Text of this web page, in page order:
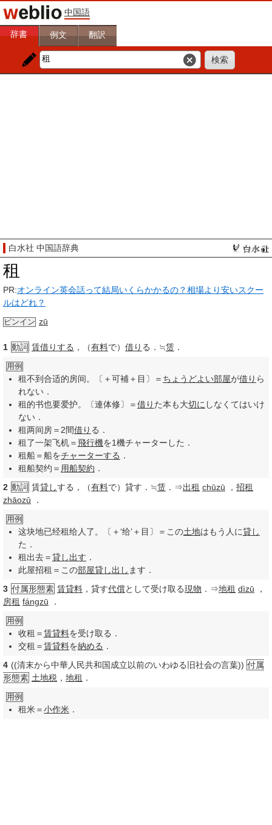
中国語
辞書 例文 翻訳
白水社 中国語辞典
租
PR:オンライン英会話って結局いくらかかるの？相場より安いスクー
ルはどれ？
ピンイン zū
1 動詞 賃借りする ，（有料で） 借り る．≒赁 ．
用例
租不到合适的房间。〔＋可補＋目〕＝ ちょうどよい部屋が借り ら
れない．
租的书也要爱护。〔連体修〕＝借り た本も大切に しなくてはいけ
ない．
租两间房＝2間借り る．
租了一架飞机＝飛行機を1機チャーターした．
租船＝船をチャーターする ．
租船契约＝ 用船契約 ．
2 動詞 賃貸しする，（有料で）貸す．≒赁 ．⇒出租 chūzū ， 招租
zhāozū ．
用例
这块地已经租给人了。〔＋‘给’＋目〕＝この土地はもう人に貸し
た．
租出去＝貸し出す ．
此屋招租＝この部屋貸し出し ます．
3 付属形態素 賃貸料 ，貸す代償として受け取る現物 ．⇒地租 dìzū ，
房租 fángzū ．
用例
收租＝賃貸料を受け取る．
交租＝賃貸料を納める ．
4 ((清末から中華人民共和国成立以前のいわゆる旧社会の言葉)) 付属
形態素 土地税 ， 地租 ．
用例
租米＝小作米 ．